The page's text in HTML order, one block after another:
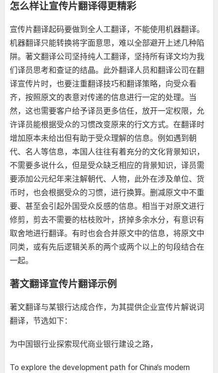
怎么样让宣传片翻译得更精彩
宣传片翻译起码要做到全人工翻译，不能使用机器翻译。
机器翻译只能转换将字面意思，难以全部避开上述几种陷
阱。著文翻译公司坚持纯人工翻译，坚持所有译文均为我
们译员思考和查证的结晶。此外翻译人员和翻译公司在翻
译宣传片时，也要注重翻译技巧和翻译策略，向受众看
齐，按照原文的表意对传递的信息进行一定的处理。当
然，这也需要客户给予译员更多信任，放开一定权限，允
许译员能根据受众的习惯改变原来的行文方式。在翻译时
增加原本未给出但有助于受众理解的信息。例如遇到朝
代、名人等信息，本国人往往有着充分的文化背景知识，
不需要多说什么，但是受众缺乏相应的背景知识，译员需
要添加公元纪年来注解朝代、人物，此外在涉及单位、货
币时，也会根据受众的习惯，进行换算。删减原文中不重
要、甚至会引起外国受众反感的信息。相当于对原文进行
修剪，剪去不需要的枯枝败叶，挤掉多余水分，有意识有
取舍地进行翻译。有时也会合并原文中的信息，将原文中
同类，或有先后逻辑关系的两个或两个以上的句段结合在
一起。
著文翻译宣传片翻译示例
著文翻译与某银行达成合作，为其提供企业宣传片解说词
翻译，节选如下：
为中国银行业探索现代商业银行建设之路，
To explore the development path for China’s modern